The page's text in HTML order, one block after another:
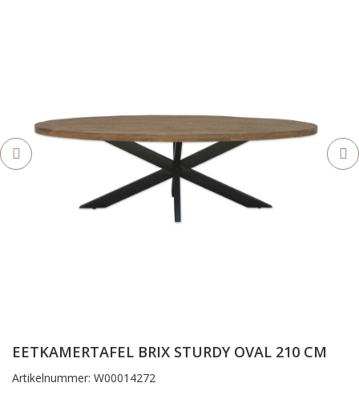
EETKAMERTAFEL BRIX STURDY OVAL 210 CM
Artikelnummer: W00014272